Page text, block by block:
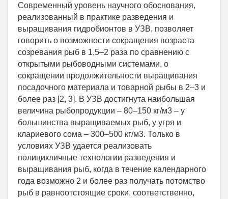
Современный уровень научного обоснования,
реализованный в практике разведения и
выращивания гидробионтов в УЗВ, позволяет
говорить о возможности сокращения возраста
созревания рыб в 1,5–2 раза по сравнению с
открытыми рыбоводными системами, о
сокращении продолжительности выращивания
посадочного материала и товарной рыбы в 2–3 и
более раз [2, 3]. В УЗВ достигнута наибольшая
величина рыбопродукции – 80–150 кг/м3 – у
большинства выращиваемых рыб, у угря и
клариевого сома – 300–500 кг/м3. Только в
условиях УЗВ удается реализовать
полицикличные технологии разведения и
выращивания рыб, когда в течение календарного
года возможно 2 и более раз получать потомство
рыб в равноотстоящие сроки, соответственно,